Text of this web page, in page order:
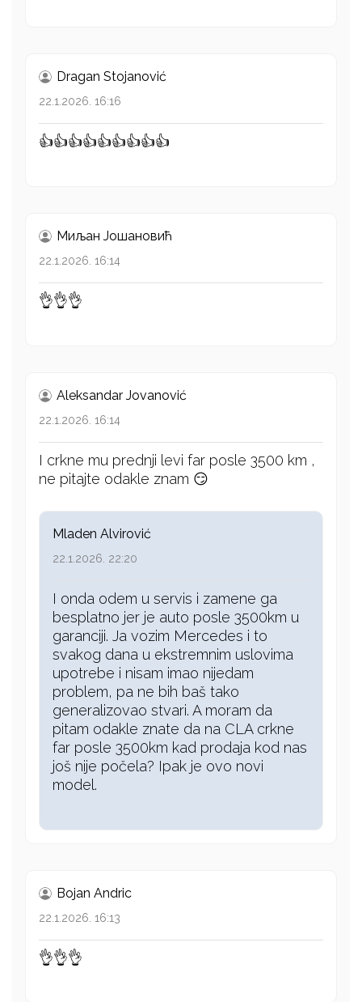
Dragan Stojanović
22.1.2026. 16:16
👍👍👍👍👍👍👍👍👍
Миљан Јошановић
22.1.2026. 16:14
👌👌👌
Aleksandar Jovanović
22.1.2026. 16:14
I crkne mu prednji levi far posle 3500 km ,
ne pitajte odakle znam 😏
Mladen Alvirović
22.1.2026. 22:20
I onda odem u servis i zamene ga
besplatno jer je auto posle 3500km u
garanciji. Ja vozim Mercedes i to
svakog dana u ekstremnim uslovima
upotrebe i nisam imao nijedam
problem, pa ne bih baš tako
generalizovao stvari. A moram da
pitam odakle znate da na CLA crkne
far posle 3500km kad prodaja kod nas
još nije počela? Ipak je ovo novi
model.
Bojan Andric
22.1.2026. 16:13
👌👌👌